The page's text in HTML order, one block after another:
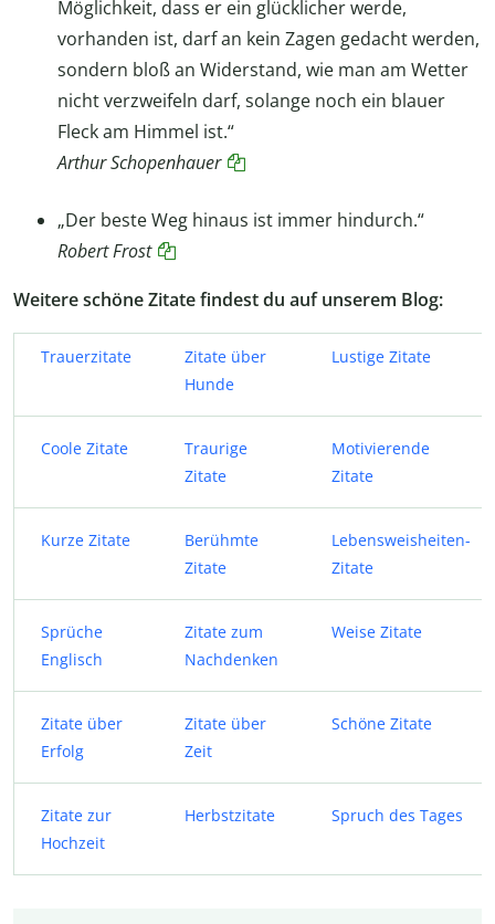
Möglichkeit, dass er ein glücklicher werde,
vorhanden ist, darf an kein Zagen gedacht werden,
sondern bloß an Widerstand, wie man am Wetter
nicht verzweifeln darf, solange noch ein blauer
Fleck am Himmel ist.“
Arthur Schopenhauer
„Der beste Weg hinaus ist immer hindurch.“
Robert Frost
Weitere schöne Zitate findest du auf unserem Blog:
Trauerzitate
Zitate über
Hunde
Lustige Zitate
Coole Zitate
Traurige
Zitate
Motivierende
Zitate
Kurze Zitate
Berühmte
Zitate
Lebensweisheiten-
Zitate
Sprüche
Englisch
Zitate zum
Nachdenken
Weise Zitate
Zitate über
Erfolg
Zitate über
Zeit
Schöne Zitate
Zitate zur
Hochzeit
Herbstzitate Spruch des Tages